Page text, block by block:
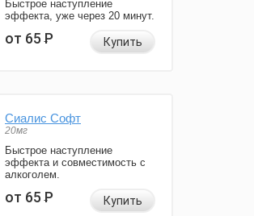
Быстрое наступление
эффекта, уже через 20 минут.
от 65Р Купить
Сиалис Софт
20мг
Быстрое наступление
эффекта и совместимость с
алкоголем.
от 65Р Купить